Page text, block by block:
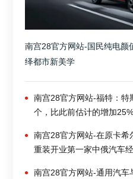
南宫28官方网站-国民纯电颜
绎都市新美学
南宫28官方网站-福特：
个，比此前估计的增加25%
南宫28官方网站-在原卡
重装开业第一家中俄汽车
南宫28官方网站-通用汽车